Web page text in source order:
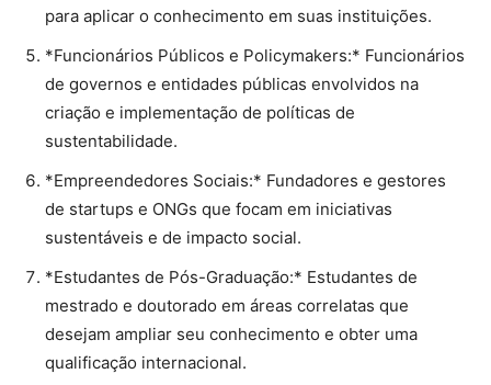
para aplicar o conhecimento em suas instituições.
*Funcionários Públicos e Policymakers:* Funcionários
de governos e entidades públicas envolvidos na
criação e implementação de políticas de
sustentabilidade.
*Empreendedores Sociais:* Fundadores e gestores
de startups e ONGs que focam em iniciativas
sustentáveis e de impacto social.
*Estudantes de Pós-Graduação:* Estudantes de
mestrado e doutorado em áreas correlatas que
desejam ampliar seu conhecimento e obter uma
qualificação internacional.